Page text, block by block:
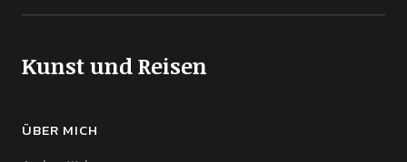
Kunst und Reisen
ÜBER MICH